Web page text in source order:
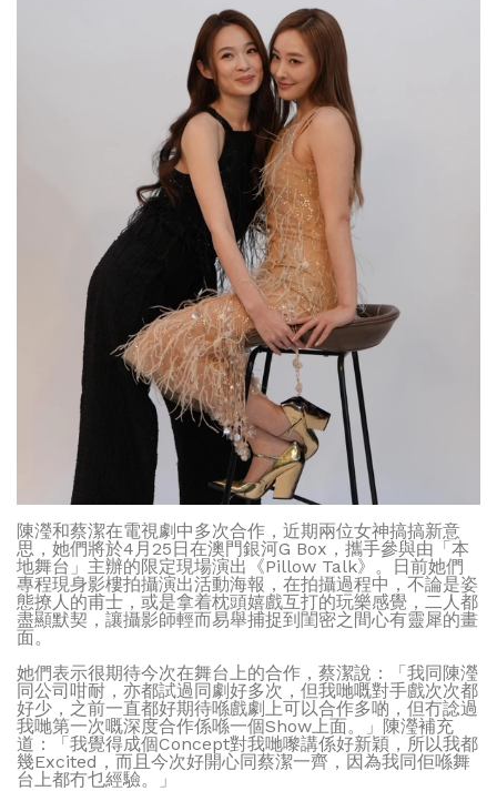
陳瀅和蔡潔在電視劇中多次合作，近期兩位女神搞搞新意
思，她們將於4月25日在澳門銀河G Box，攜手參與由「本
地舞台」主辦的限定現場演出《Pillow Talk》。日前她們
專程現身影樓拍攝演出活動海報，在拍攝過程中，不論是姿
態撩人的甫士，或是拿着枕頭嬉戲互打的玩樂感覺，二人都
盡顯默契，讓攝影師輕而易舉捕捉到閨密之間心有靈犀的畫
面。
她們表示很期待今次在舞台上的合作，蔡潔說：「我同陳瀅
同公司咁耐，亦都試過同劇好多次，但我哋嘅對手戲次次都
好少，之前一直都好期待喺戲劇上可以合作多啲，但冇諗過
我哋第一次嘅深度合作係喺一個Show上面。」陳瀅補充
道：「我覺得成個Concept對我哋嚟講係好新穎，所以我都
幾Excited，而且今次好開心同蔡潔一齊，因為我同佢喺舞
台上都冇乜經驗。」